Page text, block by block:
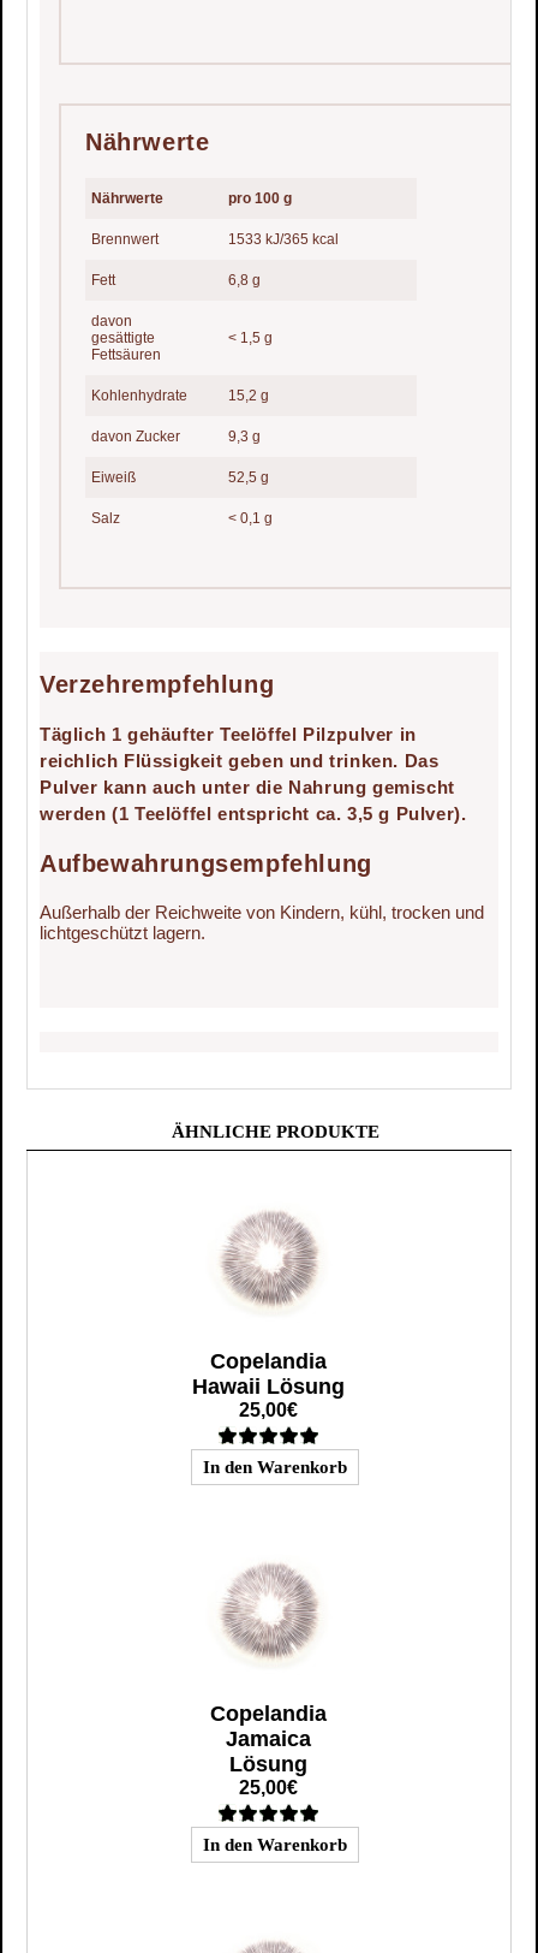
Nährwerte
Nährwerte pro 100 g
Brennwert 1533 kJ/365 kcal
Fett 6,8 g
davon
gesättigte
Fettsäuren
< 1,5 g
Kohlenhydrate 15,2 g
davon Zucker 9,3 g
Eiweiß 52,5 g
Salz < 0,1 g
Verzehrempfehlung
Täglich 1 gehäufter Teelöffel Pilzpulver in
reichlich Flüssigkeit geben und trinken. Das
Pulver kann auch unter die Nahrung gemischt
werden (1 Teelöffel entspricht ca. 3,5 g Pulver).
Aufbewahrungsempfehlung
Außerhalb der Reichweite von Kindern, kühl, trocken und
lichtgeschützt lagern.
ÄHNLICHE PRODUKTE
Copelandia
Hawaii Lösung
25,00€
Copelandia
Jamaica
Lösung
25,00€